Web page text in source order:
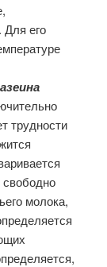
Для его
трудности
молока,